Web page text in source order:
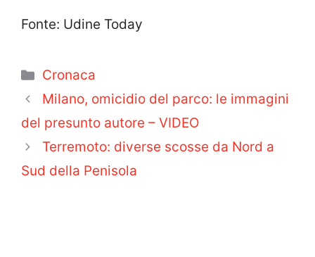
Fonte: Udine Today
Categorie
Cronaca
Milano, omicidio del parco: le immagini
del presunto autore – VIDEO
Terremoto: diverse scosse da Nord a
Sud della Penisola